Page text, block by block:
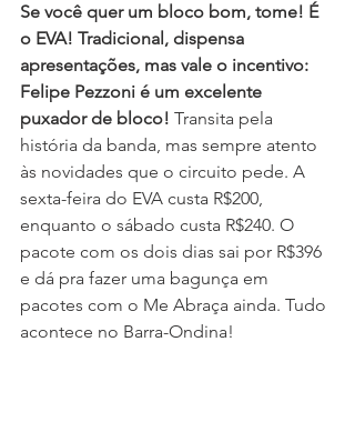
Se você quer um bloco bom, tome! É
o EVA! Tradicional, dispensa
apresentações, mas vale o incentivo:
Felipe Pezzoni é um excelente
puxador de bloco! Transita pela
história da banda, mas sempre atento
às novidades que o circuito pede. A
sexta-feira do EVA custa R$200,
enquanto o sábado custa R$240. O
pacote com os dois dias sai por R$396
e dá pra fazer uma bagunça em
pacotes com o Me Abraça ainda. Tudo
acontece no Barra-Ondina!